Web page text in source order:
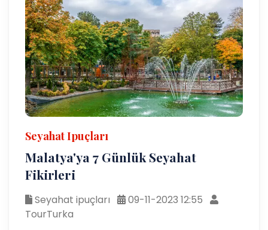
Seyahat Ipuçları
Malatya'ya 7 Günlük Seyahat
Fikirleri
Seyahat ipuçları
09-11-2023 12:55
TourTurka